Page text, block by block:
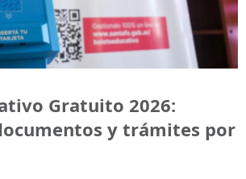
Gratuito 2026:
y trámites por